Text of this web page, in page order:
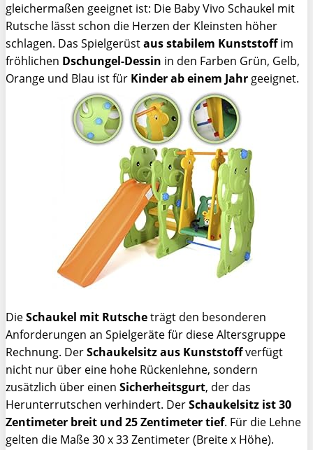
gleichermaßen geeignet ist: Die Baby Vivo Schaukel mit
Rutsche lässt schon die Herzen der Kleinsten höher
schlagen. Das Spielgerüstaus stabilem Kunststoffim
fröhlichen Dschungel-Dessin in den Farben Grün, Gelb,
Orange und Blau ist für Kinder ab einem Jahr geeignet.
DieSchaukel mit Rutscheträgt den besonderen
Anforderungen an Spielgeräte für diese Altersgruppe
Rechnung. DerSchaukelsitz aus Kunststoffverfügt
nicht nur über eine hohe Rückenlehne, sondern
zusätzlich über einen Sicherheitsgurt, der das
Herunterrutschen verhindert. DerSchaukelsitz ist 30
Zentimeter breit und 25 Zentimeter tief. Für die Lehne
gelten die Maße 30 x 33 Zentimeter (Breite x Höhe).